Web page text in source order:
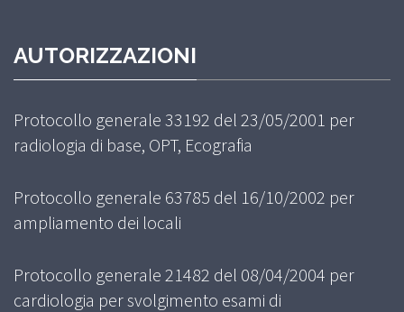
AUTORIZZAZIONI
Protocollo generale 33192 del 23/05/2001 per
radiologia di base, OPT, Ecografia
Protocollo generale 63785 del 16/10/2002 per
ampliamento dei locali
Protocollo generale 21482 del 08/04/2004 per
cardiologia per svolgimento esami di